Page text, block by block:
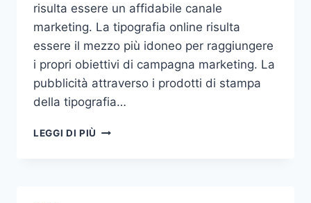
risulta essere un affidabile canale
marketing. La tipografia online risulta
essere il mezzo più idoneo per raggiungere
i propri obiettivi di campagna marketing. La
pubblicità attraverso i prodotti di stampa
della tipografia…
LEGGI DI PIÙ VUOI